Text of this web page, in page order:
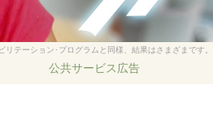
ス
中
リテーション･プログラムと同様、結果はさまざまです。
公共サービス広告